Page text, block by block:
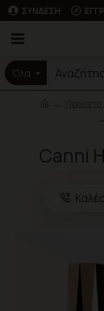
ΣΎΝΔΕΣΗ
Όλα
Canni